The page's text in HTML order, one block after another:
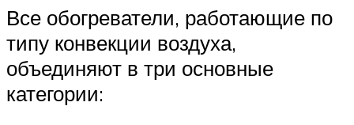
Все обогреватели, работающие по
типу конвекции воздуха,
объединяют в три основные
категории: